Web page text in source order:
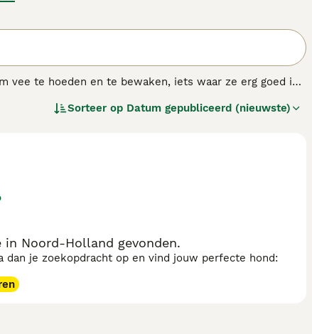
vee te hoeden en te bewaken, iets waar ze erg goed in
Sorteer op Datum gepubliceerd (nieuwste)
in Noord-Holland gevonden.
je zoekopdracht op en vind jouw perfecte hond: